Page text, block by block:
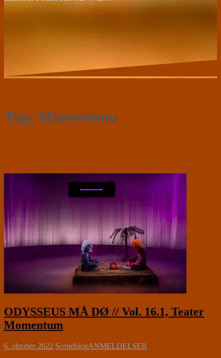
Tag: Momentum
ODYSSEUS MÅ DØ // Vol. 16.1, Teater
Momentum
6. oktober 2022 SceneblogANMELDELSER